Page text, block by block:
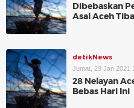
Dibebaskan
Asal Aceh
detikNews
Jumat, 29 Jan 2021
28 Nelayan
Bebas Hari Ini